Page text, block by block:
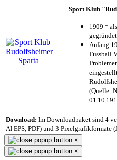
Sport Klub
1909 =
Anfang
Fussball
(Quelle:
Download: Im Downloadpaket sind 4
AI EPS, PDF) und 3 Pixelgrafikformate
×
×